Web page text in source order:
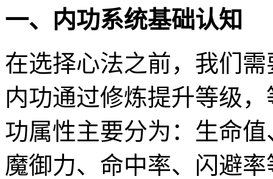
一、内功系统基础认知
在选择心法之前，我们
内功通过修炼提升等级
功属性主要分为：生命
魔御力、命中率、闪避